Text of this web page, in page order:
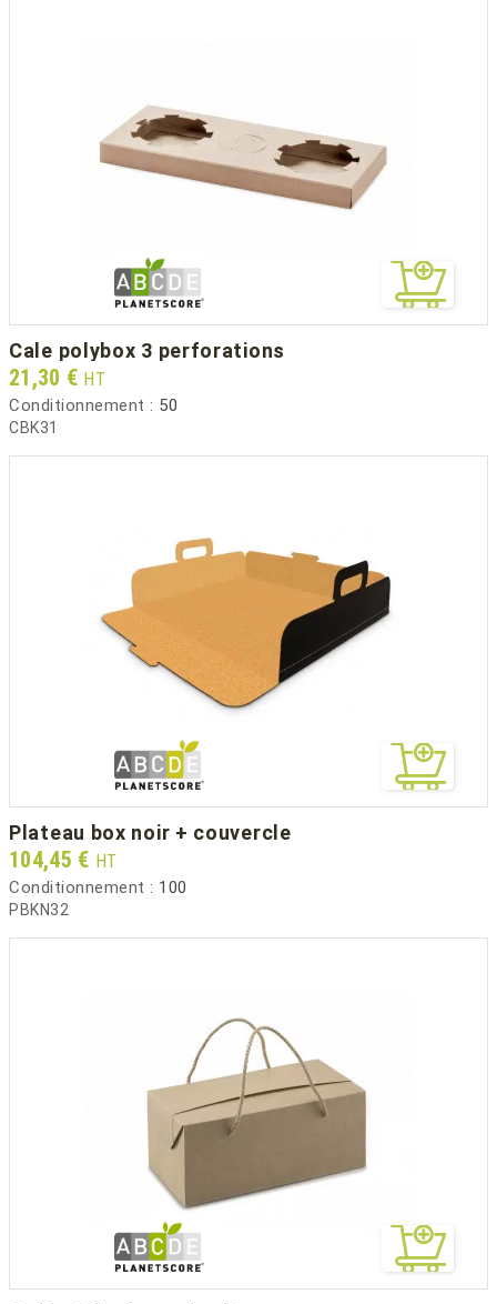
cale polybox 3 perforations
Prix
21,30 € HT
Conditionnement : 50
CBK31
plateau box noir + couvercle
Prix
104,45 € HT
Conditionnement : 100
PBKN32